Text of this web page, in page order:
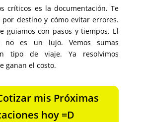
críticos es la documentación. Te
destino y cómo evitar errores.
guiamos con pasos y tiempos. El
no es un lujo. Vemos sumas
tipo de viaje. Ya resolvimos
ganan el costo.
mis Próximas
hoy =D